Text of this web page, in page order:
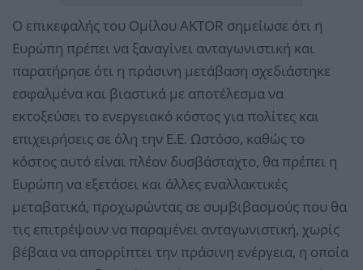
Ο επικεφαλής του Ομίλου AKTOR σημείωσε ότι η
Ευρώπη πρέπει να ξαναγίνει ανταγωνιστική και
παρατήρησε ότι η πράσινη μετάβαση σχεδιάστηκε
εσφαλμένα και βιαστικά με αποτέλεσμα να
εκτοξεύσει το ενεργειακό κόστος για πολίτες και
επιχειρήσεις σε όλη την Ε.Ε. Ωστόσο, καθώς το
κόστος αυτό είναι πλέον δυσβάσταχτο, θα πρέπει η
Ευρώπη να εξετάσει και άλλες εναλλακτικές
μεταβατικά, προχωρώντας σε συμβιβασμούς που θα
τις επιτρέψουν να παραμένει ανταγωνιστική, χωρίς
βέβαια να απορρίπτει την πράσινη ενέργεια, η οποία